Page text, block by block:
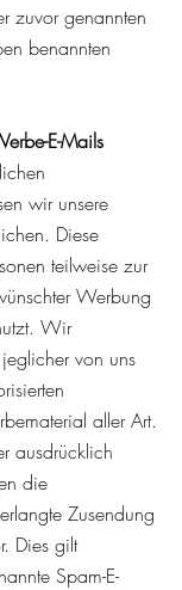
zuvor genannten
benannten
E-Mails
wir unsere
Diese
teilweise zur
Werbung
Wir
von uns
aller Art.
ausdrücklich
die
Zusendung
Dies gilt
Spam-E-